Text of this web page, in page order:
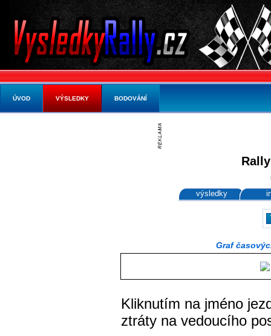
výsledky
Graf
Kliknutím na jméno
ztráty na vedoucího
ÚVOD VÝSLEDKY BODOVÁNÍ